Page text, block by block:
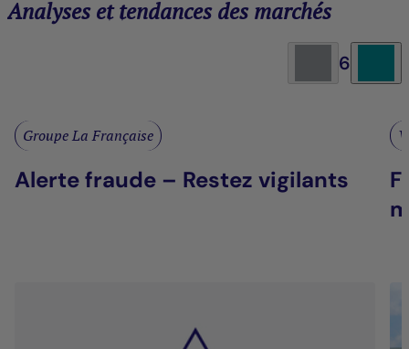
Analyses et tendances des marchés
6
Groupe La Française
Alerte fraude – Restez vigilants